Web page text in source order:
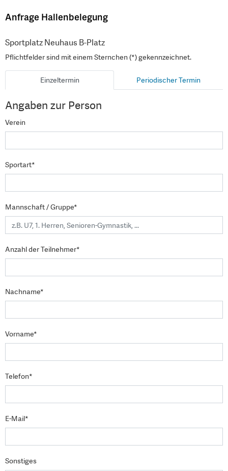
Anfrage Hallenbelegung
Sportplatz Neuhaus B-Platz
Pflichtfelder sind mit einem Sternchen (*) gekennzeichnet.
Einzeltermin Periodischer Termin
Angaben zur Person
Verein
Sportart*
Mannschaft / Gruppe*
Anzahl der Teilnehmer*
Nachname*
Vorname*
Telefon*
E-Mail*
Sonstiges